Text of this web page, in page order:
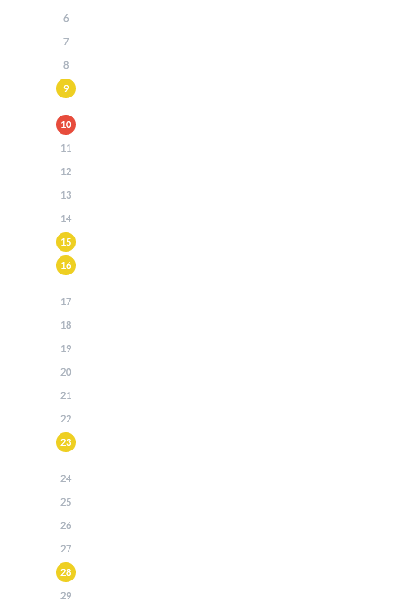
6
7
8
9
10
11
12
13
14
15
16
17
18
19
20
21
22
23
24
25
26
27
28
29